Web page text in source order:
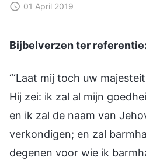
01 April 2019
Bijbelverzen ter referentie:
“‘Laat mij toch uw
Hij zei: ik zal al mijn
en ik zal de naam van
verkondigen; en zal
degenen voor wie ik